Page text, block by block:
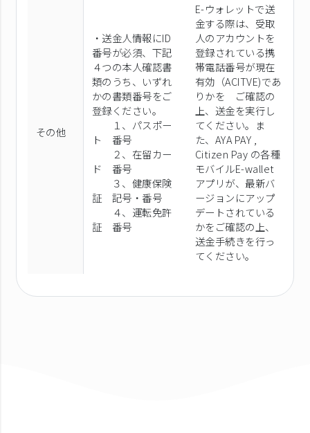
その他
・送金人情報にID
番号が必須、下記
４つの本人確認書
類のうち、いずれ
かの書類番号をご
登録ください。
１、パスポー
ト 番号
２、在留カー
ド 番号
３、健康保険
証 記号・番号
４、運転免許
証 番号
E-ウォレットで送
金する際は、受取
人のアカウントを
登録されている携
帯電話番号が現在
有効（ACITVE)であ
りかを ご確認の
上、送金を実行し
てください。ま
た、AYA PAY ,
Citizen Pay の各種
モバイルE-wallet
アプリが、最新バ
ージョンにアップ
デートされている
かをご確認の上、
送金手続きを行っ
てください。